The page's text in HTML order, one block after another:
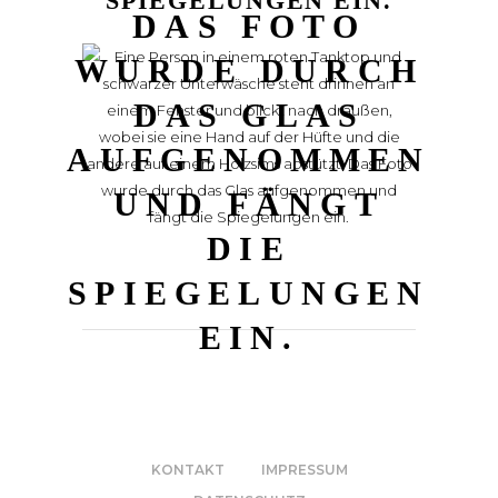
AS FOTO W
URDE DURCH D
AS GLAS A
UFGENOMMEN U
ND FÄNGT D
IE S
PIEGELUNGEN E
IN.
KONTAKT
IMPRESSUM